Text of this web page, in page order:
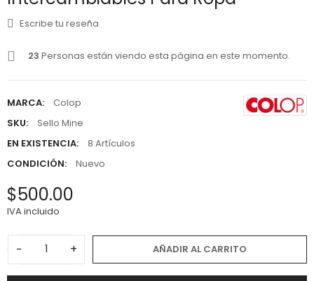
Escribe tu reseña
23 Personas están viendo esta página en este momento.
MARCA:
Colop
SKU:
Sello Mine
EN EXISTENCIA:
8 Artículos
CONDICIÓN:
Nuevo
$500.00
IVA incluido
− + AÑADIR AL CARRITO